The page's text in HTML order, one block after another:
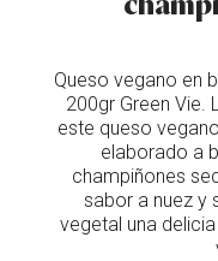
Queso vegano en
200gr Green Vie.
este queso
elaborado a
champiñones
sabor a nuez y
vegetal una